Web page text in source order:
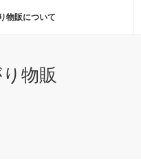
物販について
物販